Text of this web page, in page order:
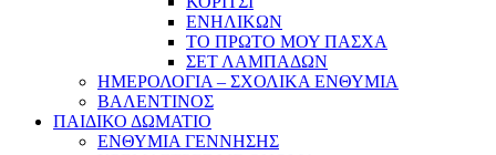
ΕΝΗΛΙΚΩΝ
ΤΟ ΠΡΩΤΟ ΜΟΥ ΠΑΣΧΑ
ΣΕΤ ΛΑΜΠΑΔΩΝ
ΗΜΕΡΟΛΟΓΙΑ – ΣΧΟΛΙΚΑ ΕΝΘΥΜΙΑ
ΒΑΛΕΝΤΙΝΟΣ
ΠΑΙΔΙΚΟ ΔΩΜΑΤΙΟ
ΕΝΘΥΜΙΑ ΓΕΝΝΗΣΗΣ